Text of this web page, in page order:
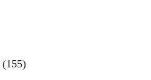
(155)